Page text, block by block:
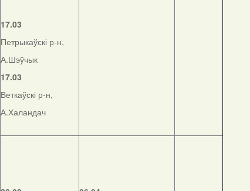
17.03
Петрыкаўскі р-н,
А.Шэўчык
17.03
Веткаўскі р-н,
А.Халандач